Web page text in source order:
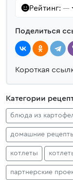
Рейтинг: —
Поделиться
Короткая
Категории
блюда из
домашние
котлеты
партнерские